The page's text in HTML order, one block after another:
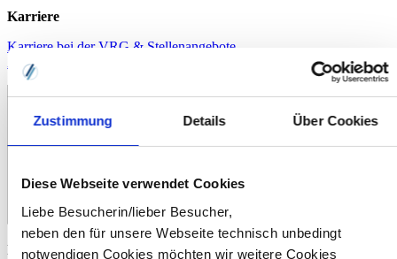
Zustimmung Details Über Cookies
Diese Webseite verwendet Cookies
Liebe Besucherin/lieber Besucher,
neben den für unsere Webseite technisch unbedingt
notwendigen Cookies möchten wir weitere Cookies
Karriere
Karriere bei der VRG & Stellenangebote
Ausbildung
Kontakt